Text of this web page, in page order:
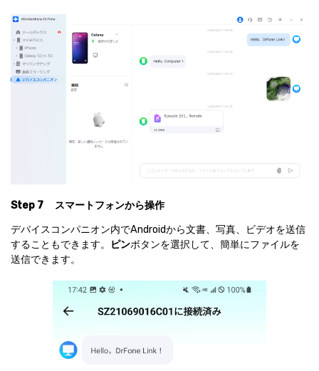
Step 7
スマートフォンから操作
デバイスコンパニオン内でAndroidから文書、写真、ビデオを送信
することもできます。
ピンボタンを選択して、簡単にファイルを
送信できます。